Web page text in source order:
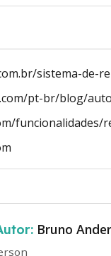
sistema-de-
pt-br/blog/
funcionalidades/
Bruno